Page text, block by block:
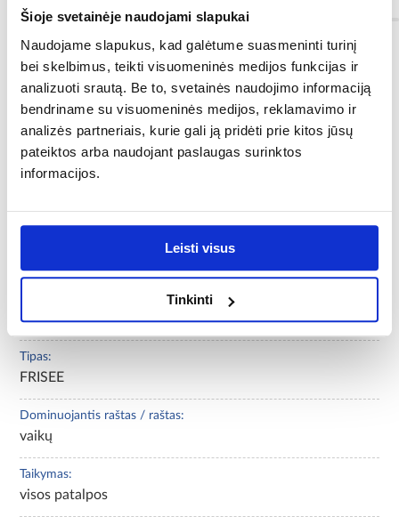
Šioje svetainėje naudojami slapukai
Naudojame slapukus, kad galėtume suasmeninti turinį
bei skelbimus, teikti visuomeninės medijos funkcijas ir
analizuoti srautą. Be to, svetainės naudojimo informaciją
bendriname su visuomeninės medijos, reklamavimo ir
analizės partneriais, kurie gali ją pridėti prie kitos jūsų
pateiktos arba naudojant paslaugas surinktos
informacijos.
Leisti visus
Tinkinti
Spalva:
geltona
Kilmės šalis:
Mašininiu būdu
Tipas:
FRISEE
Dominuojantis raštas / raštas:
vaikų
Taikymas:
visos patalpos